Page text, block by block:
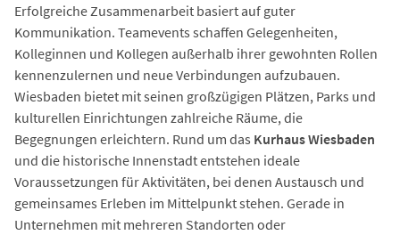
Erfolgreiche Zusammenarbeit basiert auf guter
Kommunikation. Teamevents schaffen Gelegenheiten,
Kolleginnen und Kollegen außerhalb ihrer gewohnten Rollen
kennenzulernen und neue Verbindungen aufzubauen.
Wiesbaden bietet mit seinen großzügigen Plätzen, Parks und
kulturellen Einrichtungen zahlreiche Räume, die
Begegnungen erleichtern. Rund um das Kurhaus Wiesbaden
und die historische Innenstadt entstehen ideale
Voraussetzungen für Aktivitäten, bei denen Austausch und
gemeinsames Erleben im Mittelpunkt stehen. Gerade in
Unternehmen mit mehreren Standorten oder